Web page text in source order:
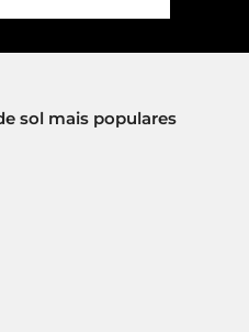
sol mais populares